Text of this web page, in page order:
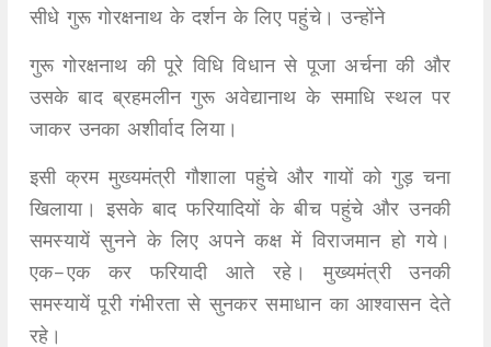
सीधे गुरू गोरक्षनाथ के दर्शन के लिए पहुंचे। उन्होंने
गुरू गोरक्षनाथ की पूरे विधि विधान से पूजा अर्चना की और
उसके बाद ब्रहमलीन गुरू अवेद्यानाथ के समाधि स्थल पर
जाकर उनका अशीर्वाद लिया।
इसी क्रम मुख्यमंत्री गौशाला पहुंचे और गायों को गुड़ चना
खिलाया। इसके बाद फरियादियों के बीच पहुंचे और उनकी
समस्यायें सुनने के लिए अपने कक्ष में विराजमान हो गये।
एक-एक कर फरियादी आते रहे। मुख्यमंत्री उनकी
समस्यायें पूरी गंभीरता से सुनकर समाधान का आश्वासन देते
रहे।